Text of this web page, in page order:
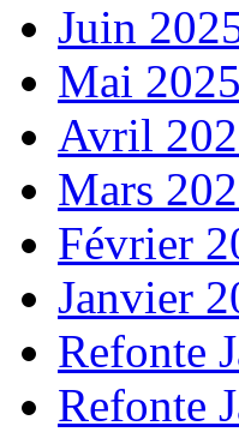
Juin
Mai 2025
Avril
Mars
Février
Janvier
Refonte
Refonte